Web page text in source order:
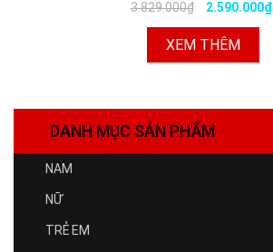
3.829.000₫ 2.590.000₫
XEM THÊM
DANH MỤC SẢN PHẨM
NAM
NỮ
TRẺ EM